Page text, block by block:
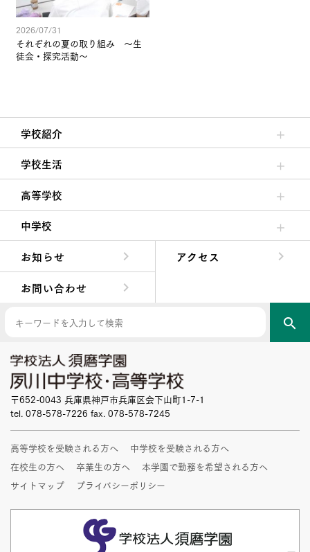
2026/07/31
それぞれの夏の取り組み ～生
徒会・探究活動～
学校紹介
理事長/学園長メッセージ
安心して任せられる学校
沿革
施設・設備
大学合格実績
学校生活
クラブ活動・生徒会活動
夙川ブログ
制服紹介
夙川カレンダー
高等学校
高校校長からの挨拶
高校の教育方針／特色
特進コース／進学コース
年間行事
先輩たちの声・生徒たちの声
中学校
中学校長からの挨拶
中学校の教育方針／特色
Aコース／Bコース
年間行事
先輩たちの声・生徒たちの声
お知らせ
アクセス
お問い合わせ
search
〒652-0043 兵庫県神戸市兵庫区会下山町1-7-1
tel. 078-578-7226 fax. 078-578-7245
高等学校を受験される方へ
中学校を受験される方へ
在校生の方へ
卒業生の方へ
本学園で勤務を希望される方へ
サイトマップ
プライバシーポリシー